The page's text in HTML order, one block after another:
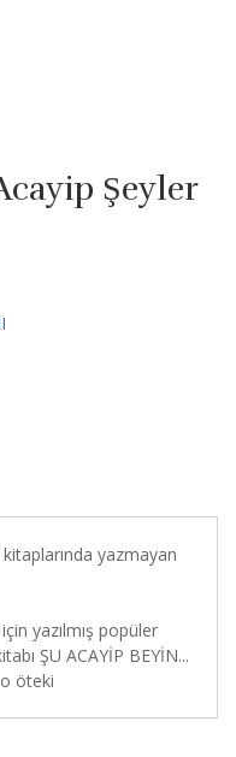
Şeyler
yazmayan
yazılmış popüler
ŞU ACAYİP BEYİN...
öteki